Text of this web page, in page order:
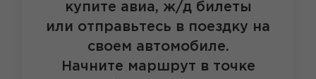
купите авиа, ж/д билеты
или отправьтесь в поездку на
своем автомобиле.
Начните маршрут в точке